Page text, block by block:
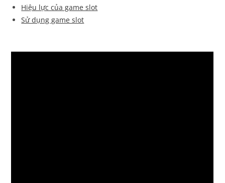
Hiệu lực của game slot
Sử dụng game slot